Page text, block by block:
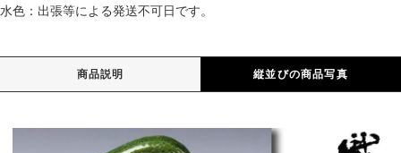
水色：出張等による発送不可日です。
商品説明 縦並びの商品写真